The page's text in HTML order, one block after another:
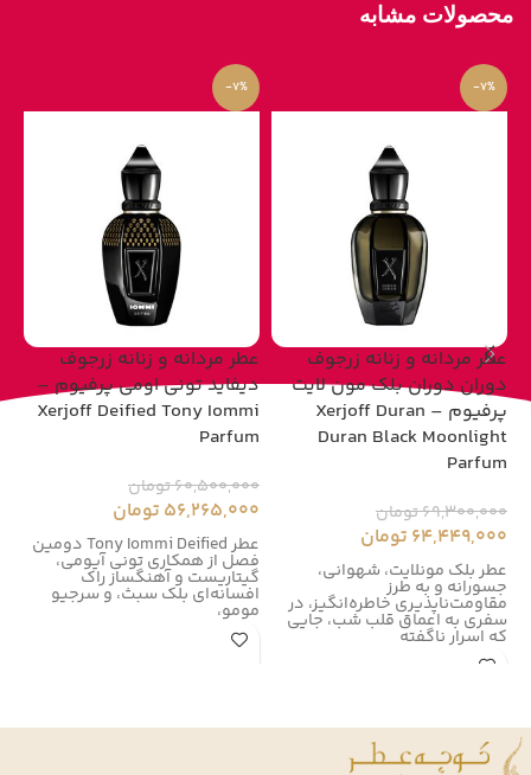
محصولات مشابه
-7%
عطر مردانه و زنانه زرجوف
دوران دوران بلک مون لایت
پرفیوم – Xerjoff Duran
Duran Black Moonlight
Parfum
69,300,000تومان
64,449,000 تومان
عطر بلک مونلایت، شهوانی،
جسورانه و به طرز
مقاومت‌ناپذیری خاطره‌انگیز، در
سفری به اعماق قلب شب، جایی
که اسرار ناگفته
-7%
عطر مردانه و زنانه زرجوف
دیفاید تونی اومی پرفیوم –
Xerjoff Deified Tony Iommi
Parfum
60,500,000تومان
56,265,000 تومان
عطر Tony Iommi Deified دومین
فصل از همکاری تونی آیومی،
گیتاریست و آهنگساز راک
افسانه‌ای بلک سبث، و سرجیو
مومو،